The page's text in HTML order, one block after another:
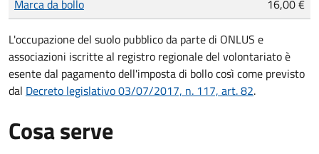
Marca da bollo 16,00 €
L'occupazione del suolo pubblico da parte di ONLUS e
associazioni iscritte al registro regionale del volontariato è
esente dal pagamento dell'imposta di bollo così come previsto
dal Decreto legislativo 03/07/2017, n. 117, art. 82.
Cosa serve